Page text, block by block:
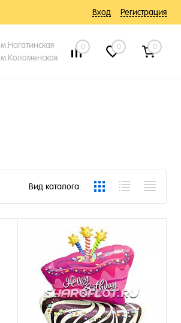
Вход Регистрация
м.Нагатинская
м.Коломенская
0 0 0
Вид каталога: